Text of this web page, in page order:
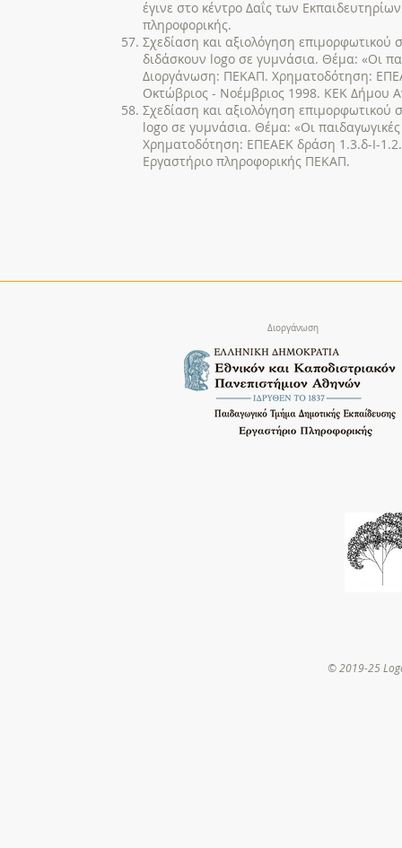
έγινε στο κέντρο Δαΐς των
πληροφορικής.
Σχεδίαση και αξιολόγηση
διδάσκουν logo σε γυμνάσια. Θέμα: «Oι
Διοργάνωση: ΠEKAΠ. Xρηματοδότηση:
Oκτώβριος - Nοέμβριος 1998. KEK Δήμου
Σχεδίαση και αξιολόγηση επιμορφωτικού
logo σε γυμνάσια. Θέμα: «Oι
Xρηματοδότηση: EΠEAEK δράση 1.3.δ-I-
Eργαστήριο πληροφορικής ΠEKAΠ.
Διοργάνωση
© 2019-25